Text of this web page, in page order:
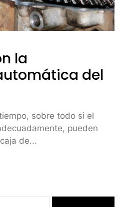
la
del
sobre todo si el
pueden
de...